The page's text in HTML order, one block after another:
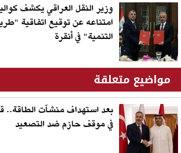
وزير النقل العراقي يكشف
امتناعه عن توقيع اتفاقية
التنمية" في أنقرة
مواضيع متعلقة
بعد استهداف منشآت الطاقة..
في موقف حازم ضد التصعيد